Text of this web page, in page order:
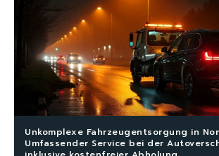
Unkomplexe Fahrzeugentsorgung in
Umfassender Service bei der